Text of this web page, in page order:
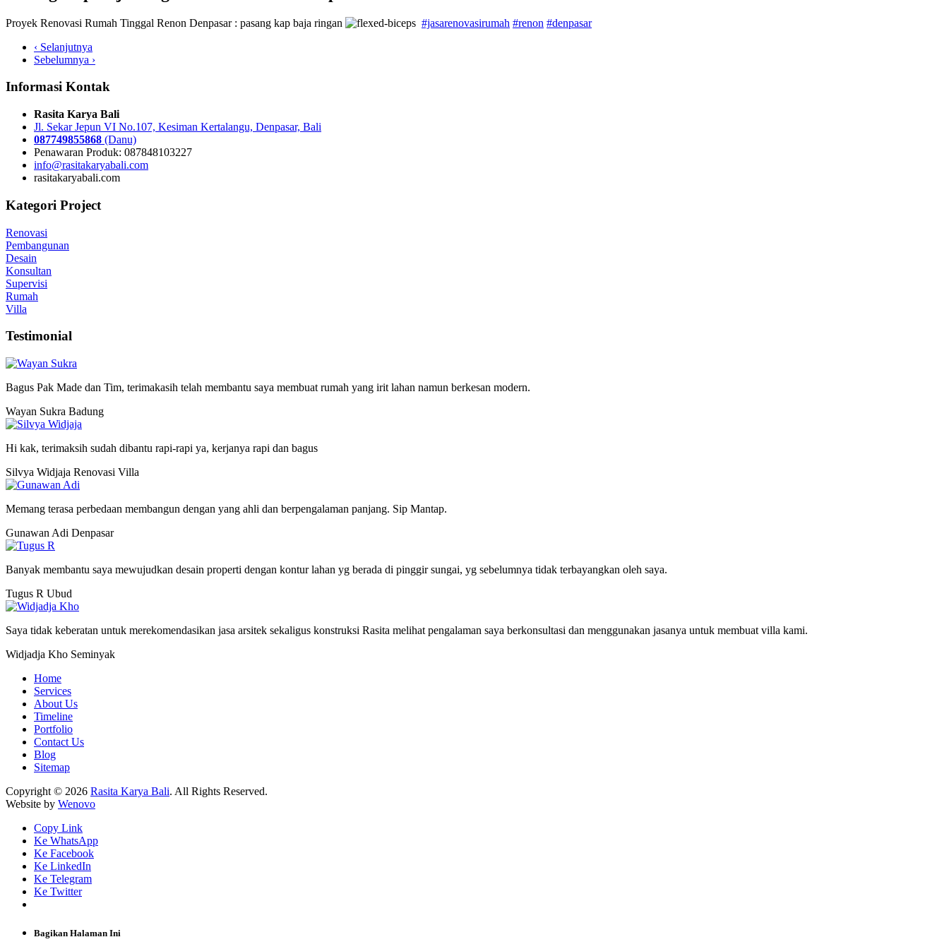
Proyek Renovasi Rumah Tinggal Renon Denpasar : pasang kap baja ringan #jasarenovasirumah #renon #denpasar
‹ Selanjutnya
Sebelumnya ›
Informasi Kontak
Rasita Karya Bali
Jl. Sekar Jepun VI No.107, Kesiman Kertalangu, Denpasar, Bali
087749855868 (Danu)
Penawaran Produk: 087848103227
info@rasitakaryabali.com
rasitakaryabali.com
Kategori Project
Renovasi
Pembangunan
Desain
Konsultan
Supervisi
Rumah
Villa
Testimonial
Bagus Pak Made dan Tim, terimakasih telah membantu saya membuat rumah yang irit lahan namun berkesan modern.
Wayan Sukra Badung
Hi kak, terimaksih sudah dibantu rapi-rapi ya, kerjanya rapi dan bagus
Silvya Widjaja Renovasi Villa
Memang terasa perbedaan membangun dengan yang ahli dan berpengalaman panjang. Sip Mantap.
Gunawan Adi Denpasar
Banyak membantu saya mewujudkan desain properti dengan kontur lahan yg berada di pinggir sungai, yg sebelumnya tidak terbayangkan oleh saya.
Tugus R Ubud
Saya tidak keberatan untuk merekomendasikan jasa arsitek sekaligus konstruksi Rasita melihat pengalaman saya berkonsultasi dan menggunakan jasanya untuk membuat villa kami.
Widjadja Kho Seminyak
Home
Services
About Us
Timeline
Portfolio
Contact Us
Blog
Sitemap
Copyright © 2026 Rasita Karya Bali. All Rights Reserved.
Website by Wenovo
Copy Link
Ke WhatsApp
Ke Facebook
Ke LinkedIn
Ke Telegram
Ke Twitter
Bagikan Halaman Ini